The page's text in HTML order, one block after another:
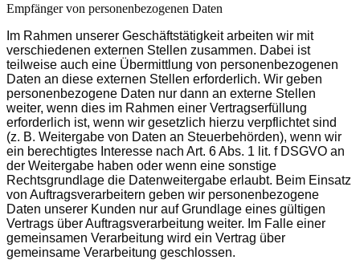
Empfänger von personenbezogenen Daten
Im Rahmen unserer Geschäftstätigkeit arbeiten wir mit
verschiedenen externen Stellen zusammen. Dabei ist
teilweise auch eine Übermittlung von personenbezogenen
Daten an diese externen Stellen erforderlich. Wir geben
personenbezogene Daten nur dann an externe Stellen
weiter, wenn dies im Rahmen einer Vertragserfüllung
erforderlich ist, wenn wir gesetzlich hierzu verpflichtet sind
(z. B. Weitergabe von Daten an Steuerbehörden), wenn wir
ein berechtigtes Interesse nach Art. 6 Abs. 1 lit. f DSGVO an
der Weitergabe haben oder wenn eine sonstige
Rechtsgrundlage die Datenweitergabe erlaubt. Beim Einsatz
von Auftragsverarbeitern geben wir personenbezogene
Daten unserer Kunden nur auf Grundlage eines gültigen
Vertrags über Auftragsverarbeitung weiter. Im Falle einer
gemeinsamen Verarbeitung wird ein Vertrag über
gemeinsame Verarbeitung geschlossen.